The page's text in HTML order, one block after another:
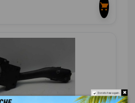
Do not show again.